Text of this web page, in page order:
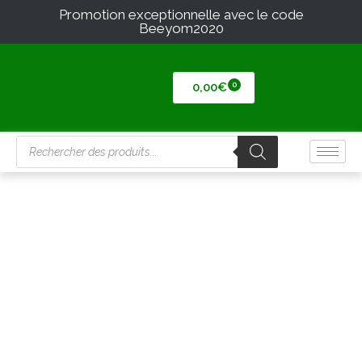
Promotion exceptionnelle avec le code
Beeyom2020
0,00€